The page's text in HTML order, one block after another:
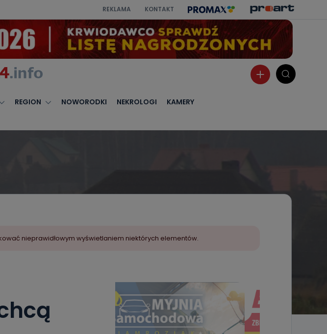
REKLAMA KONTAKT
REGION NOWORODKI NEKROLOGI KAMERY
nieprawidłowym wyświetlaniem niektórych elementów.